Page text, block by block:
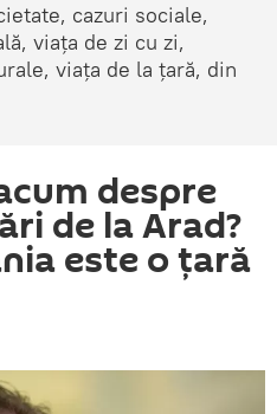
cazuri sociale,
viața de zi cu zi,
viața de la țară, din
despre
de la Arad?
este o țară